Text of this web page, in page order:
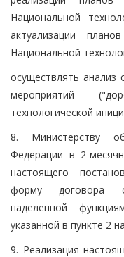
Национальной
актуализации
Национальной
осуществлять анализ
мероприятий
технологической
8. Министерству
Федерации в 2-
настоящего
форму договора о
наделенной
указанной в пункте 2
9. Реализация